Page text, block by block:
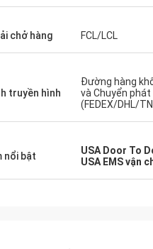
chở hàng FCL/LCL
truyền hình
Đường hàng
và Chuyển phát
(FEDEX/DHL/
nổi bật USA Door To
USA EMS vận